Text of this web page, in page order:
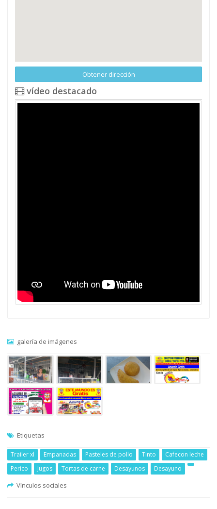
Obtener dirección
vídeo destacado
galería de imágenes
Etiquetas
Trailer xl Empanadas Pasteles de pollo Tinto
Cafecon leche
Perico
Jugos Tortas de carne Desayunos Desayuno
Vínculos sociales